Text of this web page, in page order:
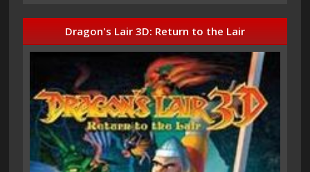
Dragon's Lair 3D: Return to the Lair